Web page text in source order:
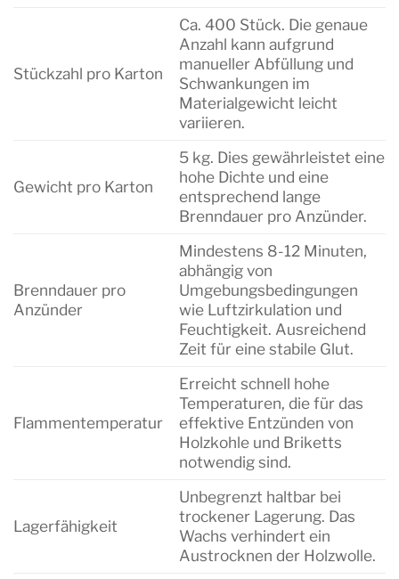
Stückzahl pro Karton
Ca. 400 Stück. Die genaue
Anzahl kann aufgrund
manueller Abfüllung und
Schwankungen im
Materialgewicht leicht
variieren.
Gewicht pro Karton
5 kg. Dies gewährleistet eine
hohe Dichte und eine
entsprechend lange
Brenndauer pro Anzünder.
Brenndauer pro
Anzünder
Mindestens 8-12 Minuten,
abhängig von
Umgebungsbedingungen
wie Luftzirkulation und
Feuchtigkeit. Ausreichend
Zeit für eine stabile Glut.
Flammentemperatur
Erreicht schnell hohe
Temperaturen, die für das
effektive Entzünden von
Holzkohle und Briketts
notwendig sind.
Lagerfähigkeit
Unbegrenzt haltbar bei
trockener Lagerung. Das
Wachs verhindert ein
Austrocknen der Holzwolle.